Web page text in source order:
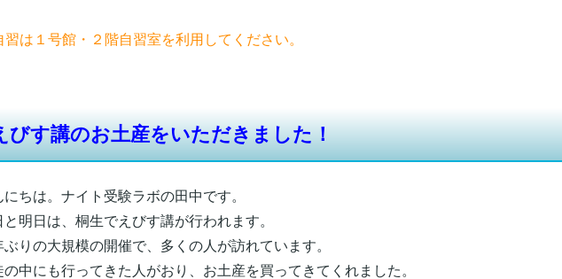
は１号館・２階自習室を利用してください。
びす講のお土産をいただきました！
にちは。ナイト受験ラボの田中です。
と明日は、桐生でえびす講が行われます。
ぶりの大規模の開催で、多くの人が訪れています。
の中にも行ってきた人がおり、お土産を買ってきてくれました。